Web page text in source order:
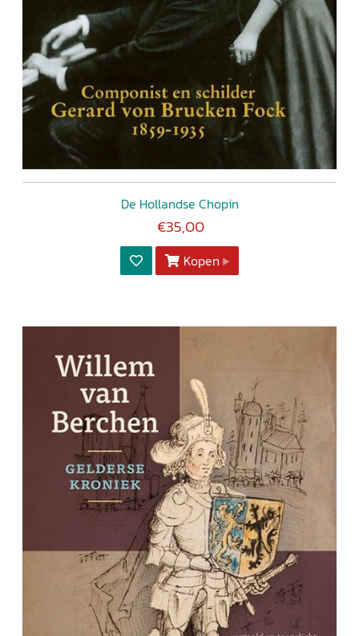
De Hollandse Chopin
€35,00
Kopen